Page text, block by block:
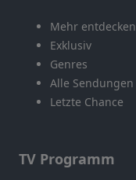
Mehr entdecken
Exklusiv
Genres
Alle Sendungen
Letzte Chance
TV Programm